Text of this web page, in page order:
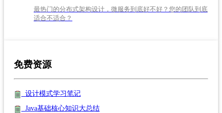
最热门的分布式架构设计，微服务到底好不好？您的团队到底
适合不适合？
免费资源
设计模式学习笔记
Java基础核心知识大总结